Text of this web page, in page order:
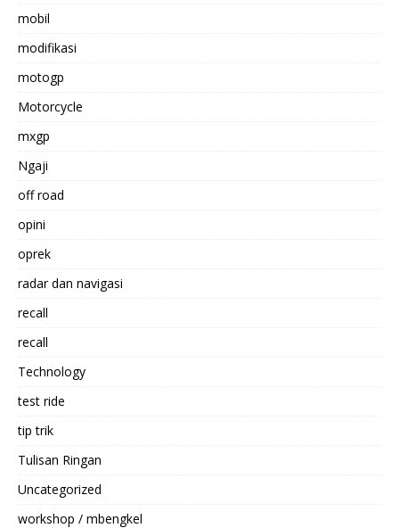
mobil
modifikasi
motogp
Motorcycle
mxgp
Ngaji
off road
opini
oprek
radar dan navigasi
recall
recall
Technology
test ride
tip trik
Tulisan Ringan
Uncategorized
workshop / mbengkel